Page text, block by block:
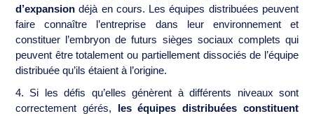
d’expansion déjà en cours. Les équipes distribuées peuvent
faire connaître l’entreprise dans leur environnement et
constituer l’embryon de futurs sièges sociaux complets qui
peuvent être totalement ou partiellement dissociés de l’équipe
distribuée qu’ils étaient à l’origine.
4. Si les défis qu’elles génèrent à différents niveaux sont
correctement gérés, les équipes distribuées constituent